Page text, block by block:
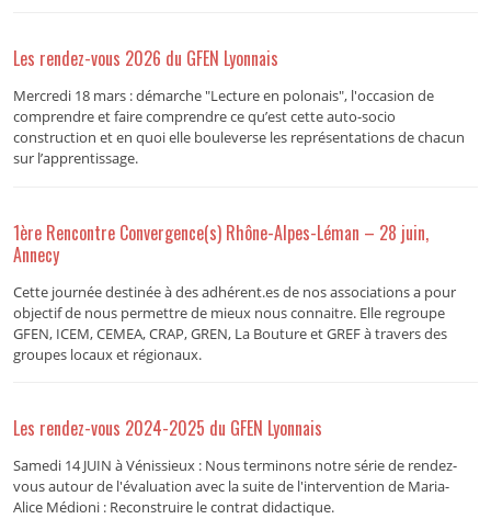
Les rendez-vous 2026 du GFEN Lyonnais
Mercredi 18 mars : démarche "Lecture en polonais", l'occasion de
comprendre et faire comprendre ce qu’est cette auto-socio
construction et en quoi elle bouleverse les représentations de chacun
sur l’apprentissage.
1ère Rencontre Convergence(s) Rhône-Alpes-Léman – 28 juin,
Annecy
Cette journée destinée à des adhérent.es de nos associations a pour
objectif de nous permettre de mieux nous connaitre. Elle regroupe
GFEN, ICEM, CEMEA, CRAP, GREN, La Bouture et GREF à travers des
groupes locaux et régionaux.
Les rendez-vous 2024-2025 du GFEN Lyonnais
Samedi 14 JUIN à Vénissieux : Nous terminons notre série de rendez-
vous autour de l'évaluation avec la suite de l'intervention de Maria-
Alice Médioni : Reconstruire le contrat didactique.